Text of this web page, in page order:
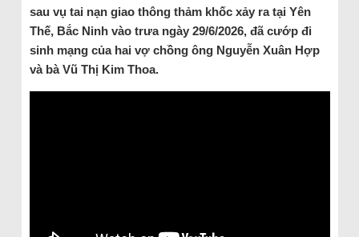
sau vụ tai nạn giao thông thảm khốc xảy ra tại Yên
Thế, Bắc Ninh vào trưa ngày 29/6/2026, đã cướp đi
sinh mạng của hai vợ chồng ông Nguyễn Xuân Hợp
và bà Vũ Thị Kim Thoa.